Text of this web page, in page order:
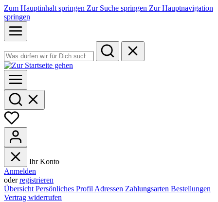
Zum Hauptinhalt springen Zur Suche springen Zur Hauptnavigation
springen
Ihr Konto
Anmelden
oderregistrieren
Übersicht Persönliches Profil Adressen Zahlungsarten Bestellungen
Vertrag widerrufen